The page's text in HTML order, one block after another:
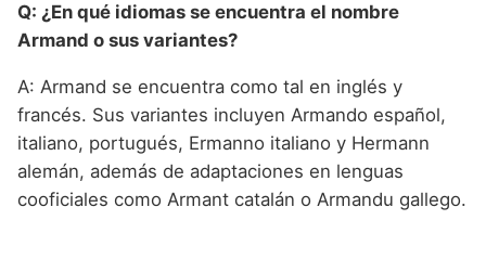
Q: ¿En qué idiomas se encuentra el nombre
Armand o sus variantes?
A: Armand se encuentra como tal en inglés y
francés. Sus variantes incluyen Armando español,
italiano, portugués, Ermanno italiano y Hermann
alemán, además de adaptaciones en lenguas
cooficiales como Armant catalán o Armandu gallego.